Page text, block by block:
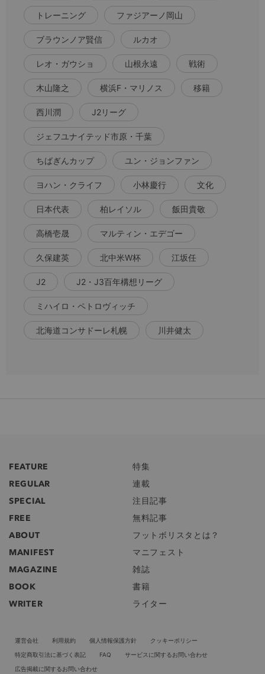
トレーニング ファジアーノ岡山
ブラウンノア賢信 ルカオ
レオ・ガウショ 山根永遠 戦術
木山隆之 横浜F・マリノス 移籍
西川潤 J2リーグ
ジェフユナイテッド市原・千葉
ちばぎんカップ ユン・ジョンファン
ヨハン・クライフ 小林慶行 文化
日本代表 柏レイソル 飯田貴敬
高橋壱晟 マルティン・エデゴー
久保建英 北中米W杯 江坂任
J2 J2・J3百年構想リーグ
ミハイロ・ペトロヴィッチ
北海道コンサドーレ札幌 川井健太
FEATURE
特集
REGULAR
連載
SPECIAL
注目記事
FREE
無料記事
ABOUT
フットボリスタとは？
MANIFEST
マニフェスト
MAGAZINE
雑誌
BOOK
書籍
WRITER
ライター
運営会社 利用規約 個人情報保護方針
クッキーポリシー
特定商取引法に基づく表記
FAQ
サービスに関するお問い合わせ
広告掲載に関するお問い合わせ